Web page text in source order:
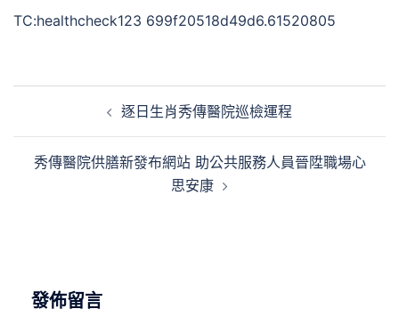
TC:healthcheck123 699f20518d49d6.61520805
逐日生肖秀傳醫院巡檢運程
秀傳醫院供膳新發布網站 助公共服務人員晉陞職場心
思安康
發佈留言